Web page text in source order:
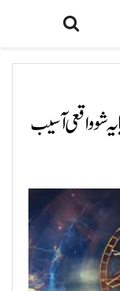
شو واقعی آسیب